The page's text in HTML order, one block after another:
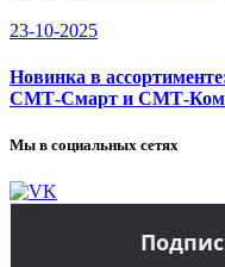
23-10-2025
Новинка в
СМТ-Смарт и СМТ-
Мы в социальных сетях